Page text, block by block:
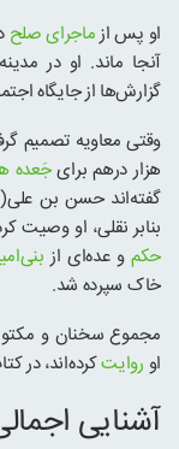
او پس ازماجرای صلح
آنجا ماند. او در
گزارش‌ها از جایگاه
وقتی معاویه تصمیم
هزار درهم برایجَعده
گفته‌اند حسن بن علی(ع) ۴۰ روز پس از مسموم
بنابر نقلی، او وصیت
حکم و عده‌ای از
خاک سپرده شد.
او روایتکرده‌اند، در
آشنایی